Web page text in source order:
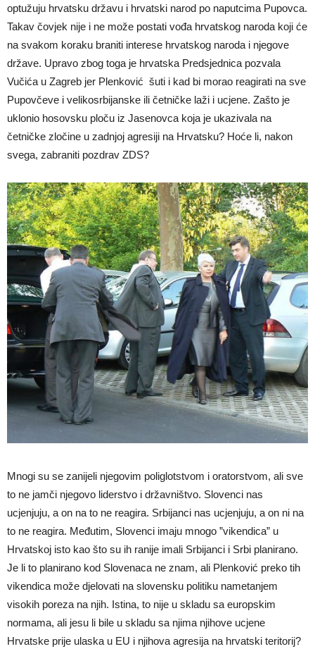
optužuju hrvatsku državu i hrvatski narod po naputcima Pupovca.
Takav čovjek nije i ne može postati vođa hrvatskog naroda koji će
na svakom koraku braniti interese hrvatskog naroda i njegove
države. Upravo zbog toga je hrvatska Predsjednica pozvala
Vučića u Zagreb jer Plenković šuti i kad bi morao reagirati na sve
Pupovčeve i velikosrbijanske ili četničke laži i ucjene. Zašto je
uklonio hosovsku ploču iz Jasenovca koja je ukazivala na
četničke zločine u zadnjoj agresiji na Hrvatsku? Hoće li, nakon
svega, zabraniti pozdrav ZDS?
Mnogi su se zanijeli njegovim poliglotstvom i oratorstvom, ali sve
to ne jamči njegovo liderstvo i državništvo. Slovenci nas
ucjenjuju, a on na to ne reagira. Srbijanci nas ucjenjuju, a on ni na
to ne reagira. Međutim, Slovenci imaju mnogo ”vikendica” u
Hrvatskoj isto kao što su ih ranije imali Srbijanci i Srbi planirano.
Je li to planirano kod Slovenaca ne znam, ali Plenković preko tih
vikendica može djelovati na slovensku politiku nametanjem
visokih poreza na njih. Istina, to nije u skladu sa europskim
normama, ali jesu li bile u skladu sa njima njihove ucjene
Hrvatske prije ulaska u EU i njihova agresija na hrvatski teritorij?